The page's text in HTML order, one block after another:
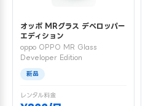
オッポ MRグラス デベロッパー
エディション
oppo OPPO MR Glass
Developer Edition
新品
レンタル料金